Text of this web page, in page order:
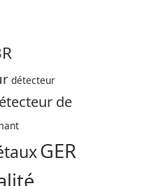
détecteur
de
GER